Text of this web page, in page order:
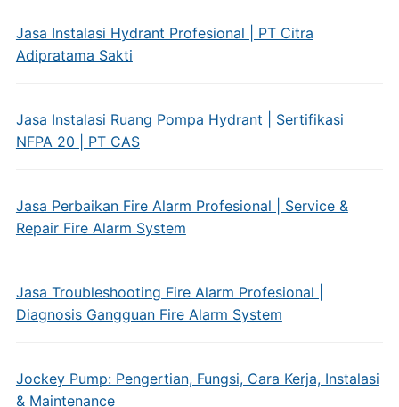
Jasa Instalasi Hydrant Profesional | PT Citra
Adipratama Sakti
Jasa Instalasi Ruang Pompa Hydrant | Sertifikasi
NFPA 20 | PT CAS
Jasa Perbaikan Fire Alarm Profesional | Service &
Repair Fire Alarm System
Jasa Troubleshooting Fire Alarm Profesional |
Diagnosis Gangguan Fire Alarm System
Jockey Pump: Pengertian, Fungsi, Cara Kerja, Instalasi
& Maintenance